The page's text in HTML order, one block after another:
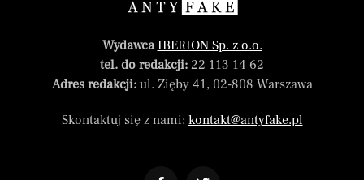
WydawcaIBERION Sp. z o.o.
tel. do redakcji: 22 113 14 62
Adres redakcji:ul. Zięby 41, 02-808 Warszawa
Skontaktuj się z nami: kontakt@antyfake.pl